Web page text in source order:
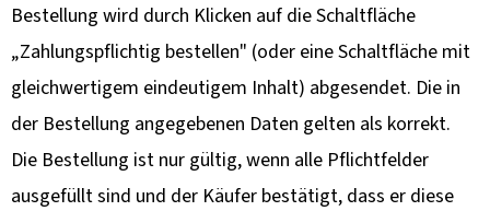
Bestellung wird durch Klicken auf die Schaltfläche
„Zahlungspflichtig bestellen" (oder eine Schaltfläche mit
gleichwertigem eindeutigem Inhalt) abgesendet. Die in
der Bestellung angegebenen Daten gelten als korrekt.
Die Bestellung ist nur gültig, wenn alle Pflichtfelder
ausgefüllt sind und der Käufer bestätigt, dass er diese